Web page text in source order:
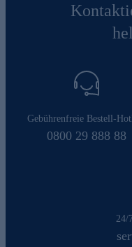
Gebührenfreie Bestell-
0800 29 888 88
24/